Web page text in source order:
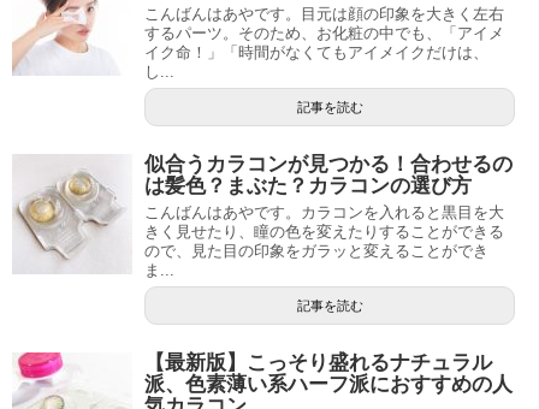
こんばんはあやです。目元は顔の印象を大きく左右
するパーツ。そのため、お化粧の中でも、「アイメ
イク命！」「時間がなくてもアイメイクだけは、
し...
記事を読む
似合うカラコンが見つかる！合わせるの
は髪色？まぶた？カラコンの選び方
こんばんはあやです。カラコンを入れると黒目を大
きく見せたり、瞳の色を変えたりすることができる
ので、見た目の印象をガラッと変えることができ
ま...
記事を読む
【最新版】こっそり盛れるナチュラル
派、色素薄い系ハーフ派におすすめの人